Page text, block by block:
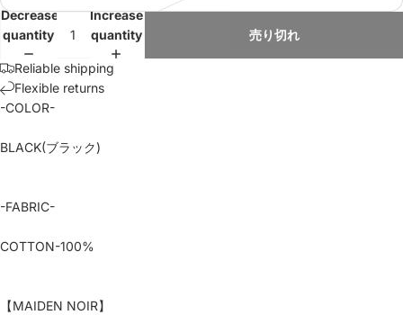
Decrease
quantity
Increase
quantity
売り切れ
Reliable shipping
Flexible returns
-COLOR-
BLACK(ブラック)
-FABRIC-
COTTON-100%
【MAIDEN NOIR】